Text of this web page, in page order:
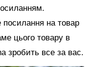
посилання на товар
цього товару в
зробить все за вас.